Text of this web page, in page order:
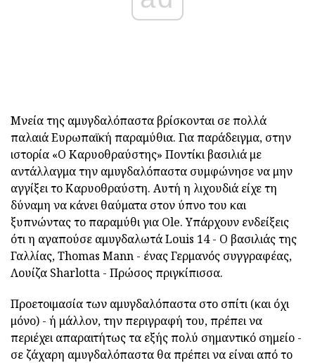
Μνεία της αμυγδαλόπαστα βρίσκονται σε πολλά
παλαιά Ευρωπαϊκή παραμύθια. Για παράδειγμα, στην
ιστορία «Ο Καρυοθραύστης» Ποντίκι βασιλιά με
αντάλλαγμα την αμυγδαλόπαστα συμφώνησε να μην
αγγίξει το Καρυοθραύστη. Αυτή η λιχουδιά είχε τη
δύναμη να κάνει θαύματα στον ύπνο του και
ξυπνώντας το παραμύθι για Ole. Υπάρχουν ενδείξεις
ότι η αγαπούσε αμυγδαλωτά Louis 14 - Ο βασιλιάς της
Γαλλίας, Thomas Mann - ένας Γερμανός συγγραφέας,
Λουίζα Sharlotta - Πρώσος πριγκίπισσα.
Προετοιμασία των αμυγδαλόπαστα στο σπίτι (και όχι
μόνο) - ή μάλλον, την περιγραφή του, πρέπει να
περιέχει απαραιτήτως τα εξής πολύ σημαντικό σημείο -
σε ζάχαρη αμυγδαλόπαστα θα πρέπει να είναι από το